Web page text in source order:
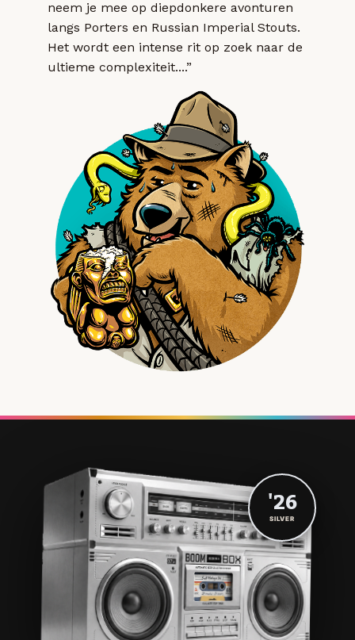
neem je mee op diepdonkere avonturen
langs Porters en Russian Imperial Stouts.
Het wordt een intense rit op zoek naar de
ultieme complexiteit....”
'26
SILVER